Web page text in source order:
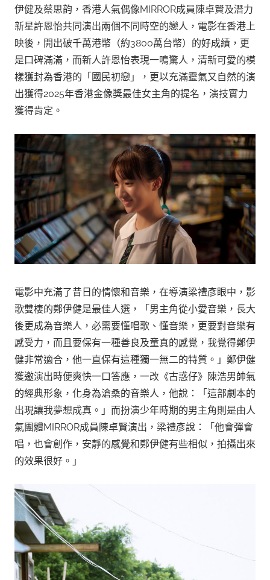
伊健及蔡思韵，香港人氣偶像MIRROR成員陳卓賢及潛力
新星許恩怡共同演出兩個不同時空的戀人，電影在香港上
映後，開出破千萬港幣（約3800萬台幣）的好成績，更
是口碑滿滿，而新人許恩怡表現一鳴驚人，清新可愛的模
樣獲封為香港的「國民初戀」，更以充滿靈氣又自然的演
出獲得2025年香港金像獎最佳女主角的提名，演技實力
獲得肯定。
電影中充滿了昔日的情懷和音樂，在導演梁禮彥眼中，影
歌雙棲的鄭伊健是最佳人選，「男主角從小愛音樂，長大
後更成為音樂人，必需要懂唱歌、懂音樂，更要對音樂有
感受力，而且要保有一種善良及童真的感覺，我覺得鄭伊
健非常適合，他一直保有這種獨一無二的特質。」鄭伊健
獲邀演出時便爽快一口答應，一改《古惑仔》陳浩男帥氣
的經典形象，化身為滄桑的音樂人，他說：「這部劇本的
出現讓我夢想成真。」而扮演少年時期的男主角則是由人
氣團體MIRROR成員陳卓賢演出，梁禮彥說：「他會彈會
唱，也會創作，安靜的感覺和鄭伊健有些相似，拍攝出來
的效果很好。」